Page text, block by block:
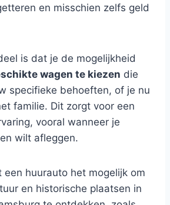
en misschien zelfs geld
is dat je de mogelijkheid
wagen te kiezen die
specifieke behoeften, of je nu
familie. Dit zorgt voor een
vooral wanneer je
wilt afleggen.
een huurauto het mogelijk om
en historische plaatsen in